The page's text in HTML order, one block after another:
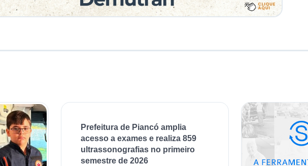
Prefeitura de Piancó amplia
acesso a exames e realiza 859
ultrassonografias no primeiro
semestre de 2026